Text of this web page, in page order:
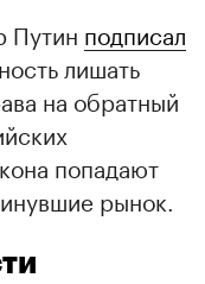
Путин подписал
лишать
на обратный
попадают
рынок.